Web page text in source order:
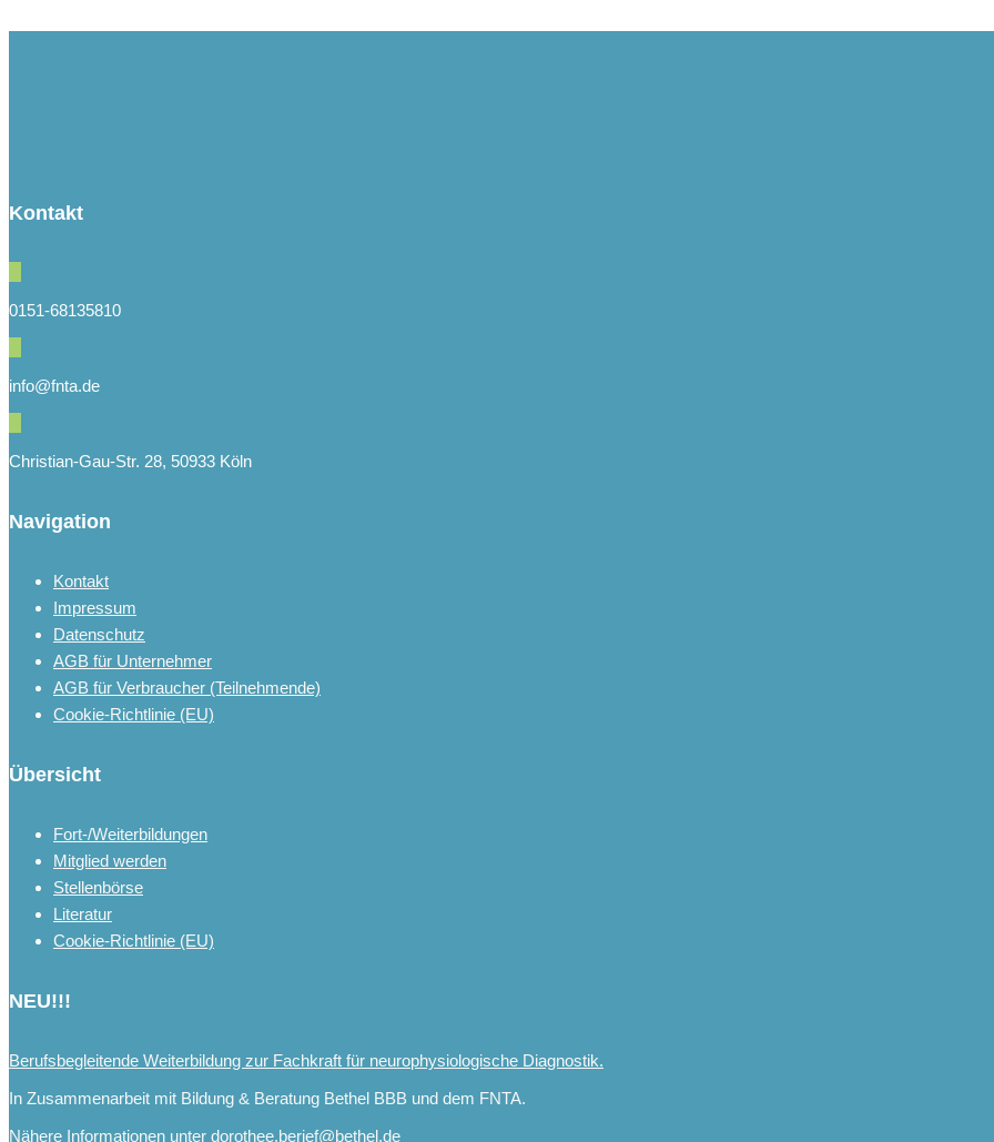
Kontakt
0151-68135810
info@fnta.de
Christian-Gau-Str. 28, 50933 Köln
Navigation
Kontakt
Impressum
Datenschutz
AGB für Unternehmer
AGB für Verbraucher (Teilnehmende)
Cookie-Richtlinie (EU)
Übersicht
Fort-/Weiterbildungen
Mitglied werden
Stellenbörse
Literatur
Cookie-Richtlinie (EU)
NEU!!!
Berufsbegleitende Weiterbildung zur Fachkraft für neurophysiologische Diagnostik.
In Zusammenarbeit mit Bildung & Beratung Bethel BBB und dem FNTA.
Nähere Informationen unter dorothee.berief@bethel.de